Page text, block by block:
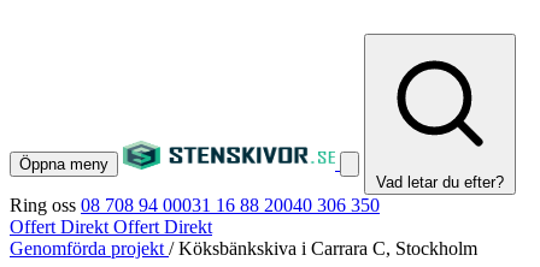
Öppna meny
Vad letar du efter?
Ring oss 08 708 94 00031 16 88 20040 306 350
Offert Direkt Offert Direkt
Genomförda projekt / Köksbänkskiva i Carrara C, Stockholm